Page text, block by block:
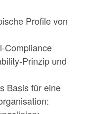
Profile von
Compliance
Prinzip und
Basis für eine